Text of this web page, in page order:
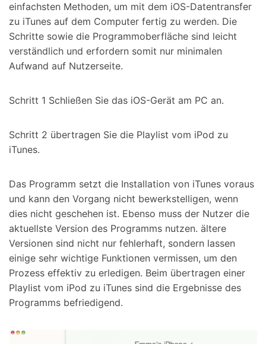
einfachsten Methoden, um mit dem iOS-Datentransfer
zu iTunes auf dem Computer fertig zu werden. Die
Schritte sowie die Programmoberfläche sind leicht
verständlich und erfordern somit nur minimalen
Aufwand auf Nutzerseite.
Schritt 1 Schließen Sie das iOS-Gerät am PC an.
Schritt 2 übertragen Sie die Playlist vom iPod zu
iTunes.
Das Programm setzt die Installation von iTunes voraus
und kann den Vorgang nicht bewerkstelligen, wenn
dies nicht geschehen ist. Ebenso muss der Nutzer die
aktuellste Version des Programms nutzen. ältere
Versionen sind nicht nur fehlerhaft, sondern lassen
einige sehr wichtige Funktionen vermissen, um den
Prozess effektiv zu erledigen. Beim übertragen einer
Playlist vom iPod zu iTunes sind die Ergebnisse des
Programms befriedigend.